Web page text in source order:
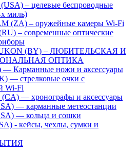
– целевые беспроводные
миль)
(ZA) – оружейные камеры Wi-Fi
– современные оптические
(BY) – ЛЮБИТЕЛЬСКАЯ И
ОПТИКА
— Карманные ножи и аксессуары
— стрелковые очки с
Wi-Fi
— хронографы и аксессуары
— карманные метеостанции
— кольца и сошки
- кейсы, чехлы, сумки и